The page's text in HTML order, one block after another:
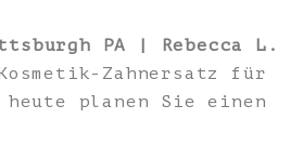
PA | Rebecca L.
Zahnersatz für
planen Sie einen